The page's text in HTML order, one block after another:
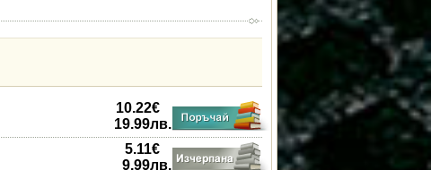
10.22€
19.99лв.
5.11€
9.99лв.